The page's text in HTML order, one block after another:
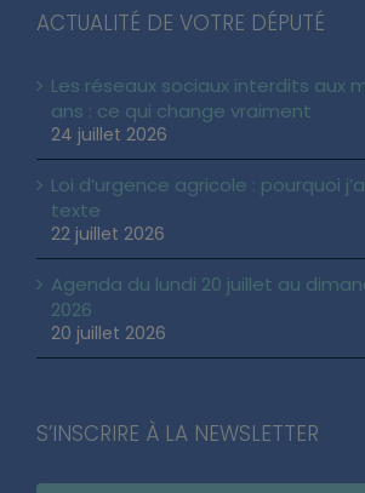
ACTUALITÉ DE VOTRE DÉPUTÉ
Les réseaux sociaux interdits aux
ans : ce qui change vraiment
24 juillet 2026
Loi d’urgence agricole : pourquoi
texte
22 juillet 2026
Agenda du lundi 20 juillet au
2026
20 juillet 2026
S’INSCRIRE À LA NEWSLETTER